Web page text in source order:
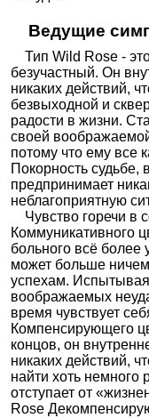
Ведущие
Тип Wild Rose -
безучастный. Он
никаких действий,
безвыходной и
радости в жизни.
своей
потому что ему все
Покорность судьбе,
предпринимает
неблагоприятную
Чувство горечи в
Коммуникативного
больного всё
может больше
успехам. Испытывая
воображаемых
время чувствует
Компенсирующего
концов, он
никаких действий,
найти хоть немного
отступает от
Rose